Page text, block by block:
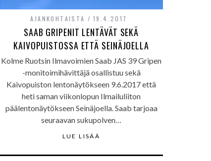
AJANKOHTAISTA 19.4.2017
SAAB GRIPENIT LENTÄVÄT SEKÄ
KAIVOPUISTOSSA ETTÄ SEINÄJOELLA
Kolme Ruotsin Ilmavoimien Saab JAS 39 Gripen
-monitoimihävittäjä osallistuu sekä
Kaivopuiston lentonäytökseen 9.6.2017 että
heti saman viikonlopun Ilmailuliiton
päälentonäytökseen Seinäjoella. Saab tarjoaa
seuraavan sukupolven…
LUE LISÄÄ